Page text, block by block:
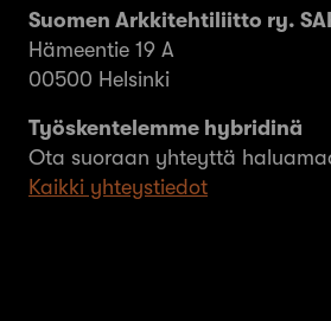
Suomen Arkkitehtiliitto ry.
Hämeentie 19 A
00500 Helsinki
Työskentelemme hybridinä
Ota suoraan yhteyttä
Kaikki yhteystiedot